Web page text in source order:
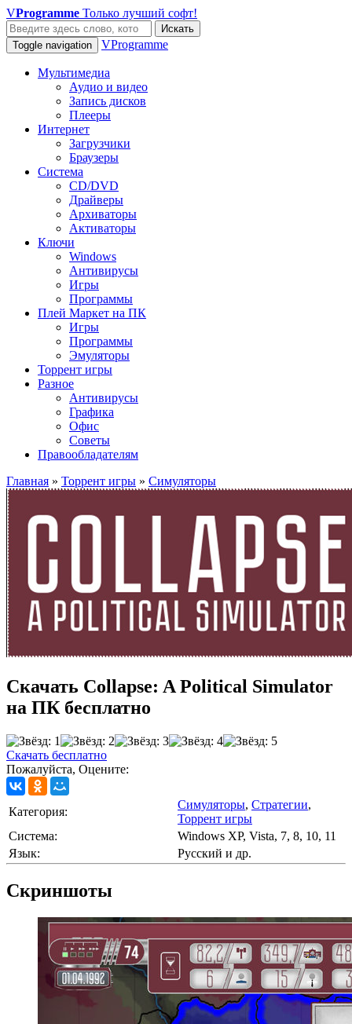
VProgramme Только лучший софт!
Искать
Toggle navigation
VProgramme
Мультимедиа
Аудио и видео
Запись дисков
Плееры
Интернет
Загрузчики
Браузеры
Система
CD/DVD
Драйверы
Архиваторы
Активаторы
Ключи
Windows
Антивирусы
Игры
Программы
Плей Маркет на ПК
Игры
Программы
Эмуляторы
Торрент игры
Разное
Антивирусы
Графика
Офис
Советы
Правообладателям
Главная » Торрент игры » Симуляторы
Скачать Collapse: A Political Simulator
на ПК бесплатно
Скачать бесплатно
Пожалуйста, Оцените:
Категория:
Симуляторы, Стратегии,
Торрент игры
Cистема:
Windows XP, Vista, 7, 8, 10, 11
Язык:
Русский и др.
Скриншоты